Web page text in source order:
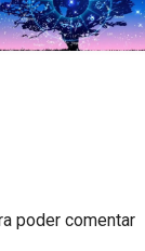
poder comentar